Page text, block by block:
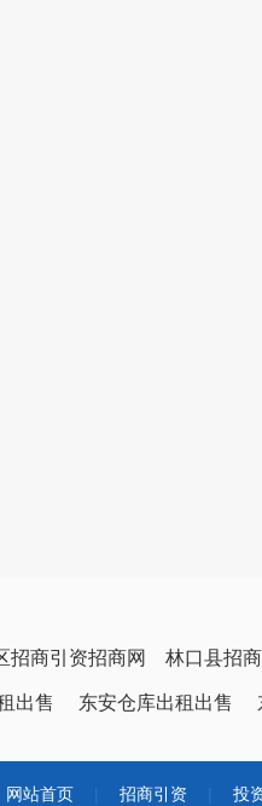
招商引资招商网 林口县招
出售 东安仓库出租出售
网站首页 招商引资 投